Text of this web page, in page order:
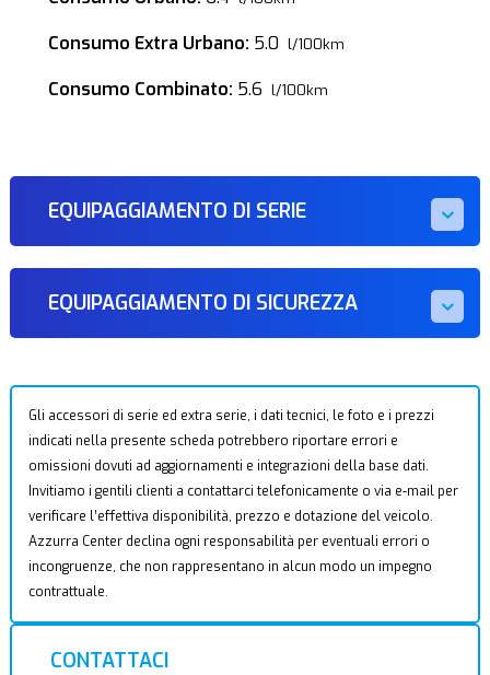
Consumo Extra Urbano: 5.0 l/100km
Consumo Combinato: 5.6 l/100km
EQUIPAGGIAMENTO DI SERIE
EQUIPAGGIAMENTO DI SICUREZZA
Gli accessori di serie ed extra serie, i dati tecnici, le foto e i prezzi
indicati nella presente scheda potrebbero riportare errori e
omissioni dovuti ad aggiornamenti e integrazioni della base dati.
Invitiamo i gentili clienti a contattarci telefonicamente o via e-mail per
verificare l’effettiva disponibilità, prezzo e dotazione del veicolo.
Azzurra Center declina ogni responsabilità per eventuali errori o
incongruenze, che non rappresentano in alcun modo un impegno
contrattuale.
CONTATTACI